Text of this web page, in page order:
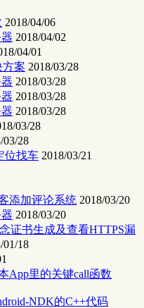
2018/04/06
2018/04/02
04/01
案 2018/03/28
2018/03/28
2018/03/28
2018/03/28
03/28
03/28
位找车 2018/03/21
添加评论系统 2018/03/20
2018/03/20
证书生成及查看HTTPS漏
01/18
App里的关键call函数
NDK的C++代码